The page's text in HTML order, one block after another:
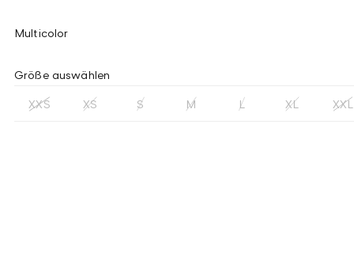
Multicolor
Größe auswählen
XXS XS S M L XL XXL